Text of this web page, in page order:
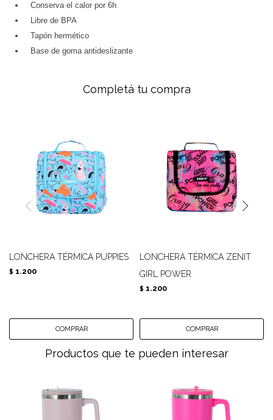
Conserva el calor por 6h
Libre de BPA
Tapón hermético
Base de goma antideslizante
Completá tu compra
LONCHERA TÉRMICA PUPPIES
$ 1.200
LONCHERA TÉRMICA ZENIT
GIRL POWER
$ 1.200
Productos que te pueden interesar